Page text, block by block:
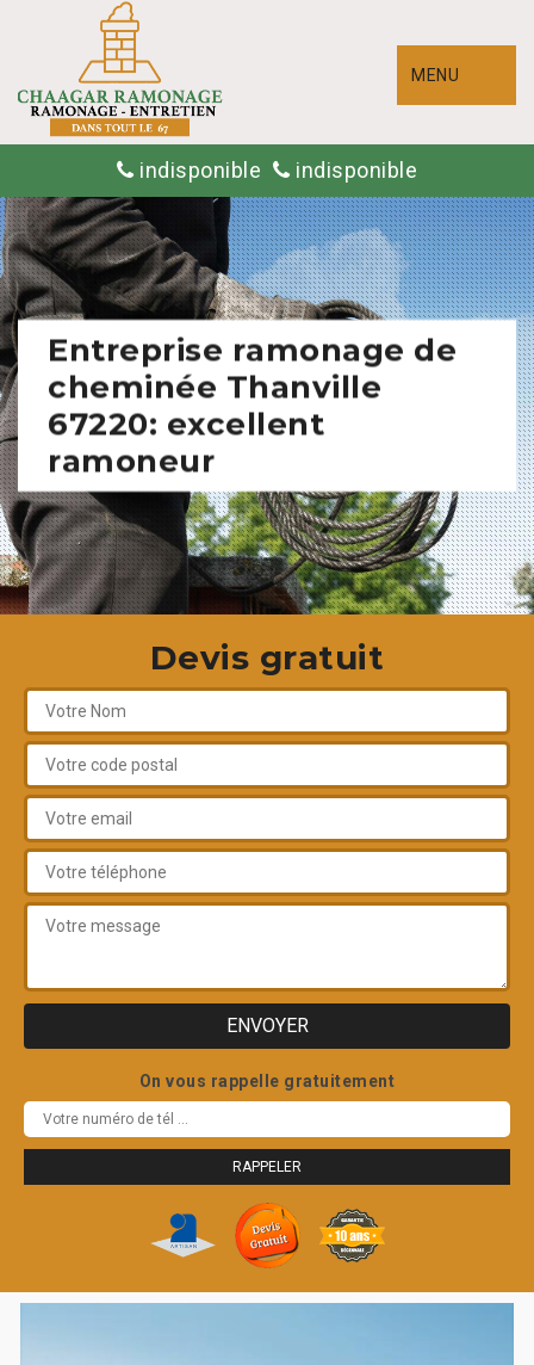
MENU
indisponible indisponible
Entreprise ramonage de
cheminée Thanville
67220: excellent
ramoneur
Devis gratuit
On vous rappelle gratuitement